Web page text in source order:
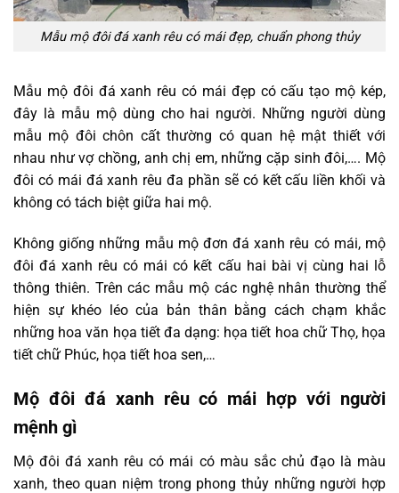
Mẫu mộ đôi đá xanh rêu có mái đẹp, chuẩn phong thủy
Mẫu mộ đôi đá xanh rêu có mái đẹp có cấu tạo mộ kép,
đây là mẫu mộ dùng cho hai người. Những người dùng
mẫu mộ đôi chôn cất thường có quan hệ mật thiết với
nhau như vợ chồng, anh chị em, những cặp sinh đôi,…. Mộ
đôi có mái đá xanh rêu đa phần sẽ có kết cấu liền khối và
không có tách biệt giữa hai mộ.
Không giống những mẫu mộ đơn đá xanh rêu có mái, mộ
đôi đá xanh rêu có mái có kết cấu hai bài vị cùng hai lỗ
thông thiên. Trên các mẫu mộ các nghệ nhân thường thể
hiện sự khéo léo của bản thân bằng cách chạm khắc
những hoa văn họa tiết đa dạng: họa tiết hoa chữ Thọ, họa
tiết chữ Phúc, họa tiết hoa sen,…
Mộ đôi đá xanh rêu có mái hợp với người
mệnh gì
Mộ đôi đá xanh rêu có mái có màu sắc chủ đạo là màu
xanh, theo quan niệm trong phong thủy những người hợp